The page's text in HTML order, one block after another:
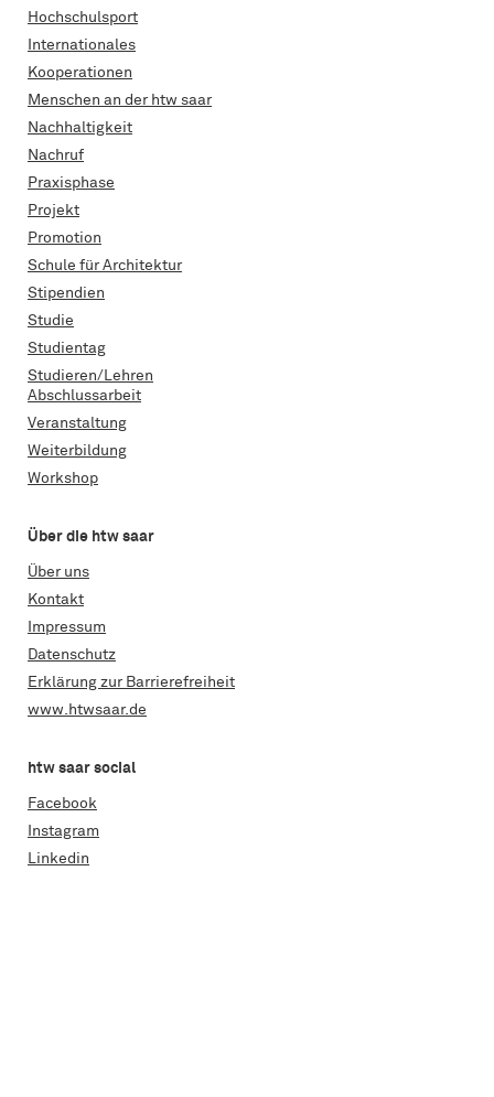
Hochschulsport
Internationales
Kooperationen
Menschen an der htw saar
Nachhaltigkeit
Nachruf
Praxisphase
Projekt
Promotion
Schule für Architektur
Stipendien
Studie
Studientag
Studieren/Lehren
Abschlussarbeit
Veranstaltung
Weiterbildung
Workshop
Über die htw saar
Über uns
Kontakt
Impressum
Datenschutz
Erklärung zur Barrierefreiheit
www.htwsaar.de
htw saar social
Facebook
Instagram
Linkedin